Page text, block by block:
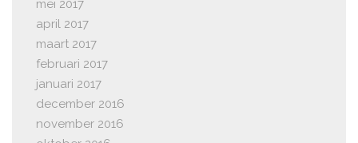
mei 2017
april 2017
maart 2017
februari 2017
januari 2017
december 2016
november 2016